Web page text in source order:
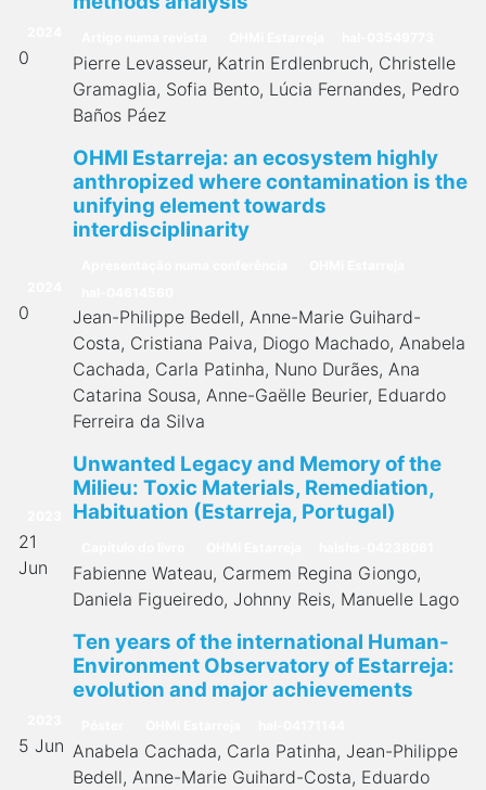
0
Pierre Levasseur, Katrin Erdlenbruch, Christelle
Gramaglia, Sofia Bento, Lúcia Fernandes, Pedro
Baños Páez
0
OHMI Estarreja: an ecosystem highly
anthropized where contamination is the
unifying element towards
interdisciplinarity
Jean-Philippe Bedell, Anne-Marie Guihard-
Costa, Cristiana Paiva, Diogo Machado, Anabela
Cachada, Carla Patinha, Nuno Durães, Ana
Catarina Sousa, Anne-Gaëlle Beurier, Eduardo
Ferreira da Silva
21
Jun
Unwanted Legacy and Memory of the
Milieu: Toxic Materials, Remediation,
Habituation (Estarreja, Portugal)
Fabienne Wateau, Carmem Regina Giongo,
Daniela Figueiredo, Johnny Reis, Manuelle Lago
5 Jun
Ten years of the international Human-
Environment Observatory of Estarreja:
evolution and major achievements
Anabela Cachada, Carla Patinha, Jean-Philippe
Bedell, Anne-Marie Guihard-Costa, Eduardo